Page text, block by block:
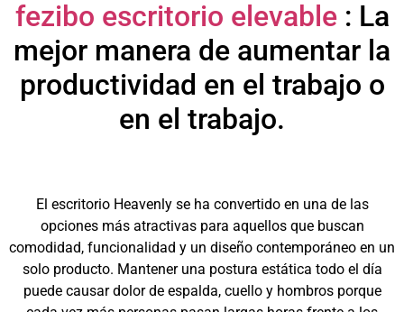
fezibo escritorio elevable: La
mejor manera de aumentar la
productividad en el trabajo o
en el trabajo.
El escritorio Heavenly se ha convertido en una de las
opciones más atractivas para aquellos que buscan
comodidad, funcionalidad y un diseño contemporáneo en un
solo producto. Mantener una postura estática todo el día
puede causar dolor de espalda, cuello y hombros porque